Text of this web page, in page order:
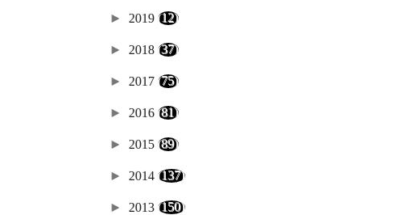
► 2019 (12)
► 2018 (37)
► 2017 (75)
► 2016 (81)
► 2015 (89)
► 2014 (137)
► 2013 (150)